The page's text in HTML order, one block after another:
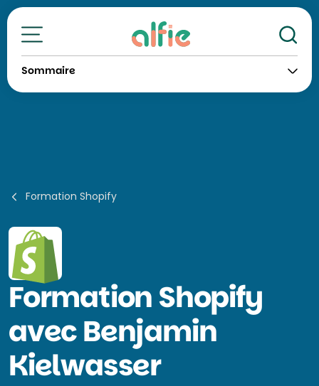
Toutes nos formations
Sommaire
Formation Shopify
FormationShopify
avec Benjamin
Kielwasser